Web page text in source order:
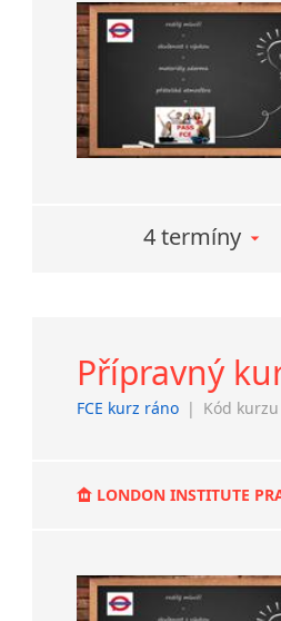
4 termíny
Přípravný
FCE kurz ráno | Kód kurzu
LONDON INSTITUTE